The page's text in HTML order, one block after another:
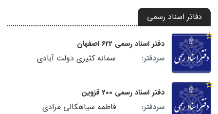
دفاتر اسناد رسمی
دفتر اسناد رسمی 622 اصفهان
سردفتر:
سمانه کثیری دولت آبادی
دفتر اسناد رسمی 200 قزوین
سردفتر:
فاطمه سیاهکالی مرادی